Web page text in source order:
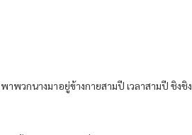
วกนางมาอยู่ข้างกายสามปี เวลาสามปี ชิงชิ